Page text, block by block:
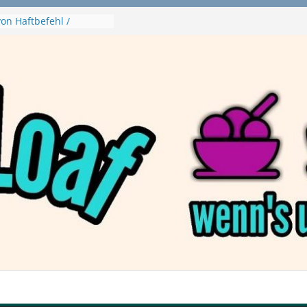
– wirklich vegan?
Swirl
– mein Testvideo!
MontanaBlack